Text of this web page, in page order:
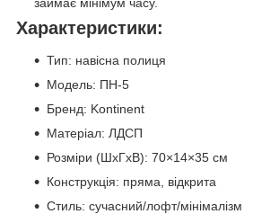
Характеристики:
Тип: навісна полиця
Модель: ПН-5
Бренд: Kontinent
Матеріал: ЛДСП
Розміри (ШхГхВ): 70×14×35 см
Конструкція: пряма, відкрита
Стиль: сучасний/лофт/мінімалізм